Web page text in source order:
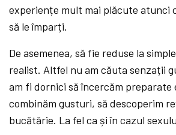
experiențe mult mai plăcute atunci
să le împarți.
De asemenea, să fie reduse la
realist. Altfel nu am căuta senzații
am fi dornici să încercăm preparate
combinăm gusturi, să descoperim
bucătărie. La fel ca și în cazul